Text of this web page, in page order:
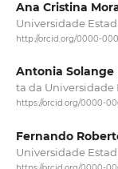
Ana Cristina
Universidade
http://orcid.org/0000-
Antonia Solange
ta da Universidade
https://orcid.org/0000-
Fernando
Universidade